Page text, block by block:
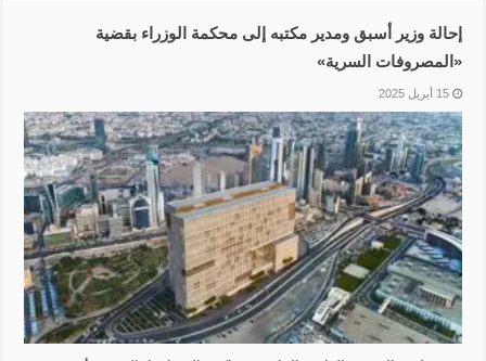
إحالة وزير أسبق ومدير مكتبه إلى محكمة الوزراء بقضية
‏«المصروفات السرية»
15 أبريل 2025